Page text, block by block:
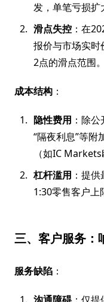
发，单笔亏损扩
滑点失控 ：在
报价与市场实
2点的滑点范围。
成本结构 ：
隐性费用 ：除
“隔夜利息”等附
（如IC
杠杆滥用 ：提
1:30零售客户上
三、客户服务：
服务缺陷 ：